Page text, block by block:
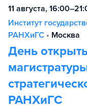
11 августа,
Институт
РАНХиГС • Москва
День
РАНХиГС